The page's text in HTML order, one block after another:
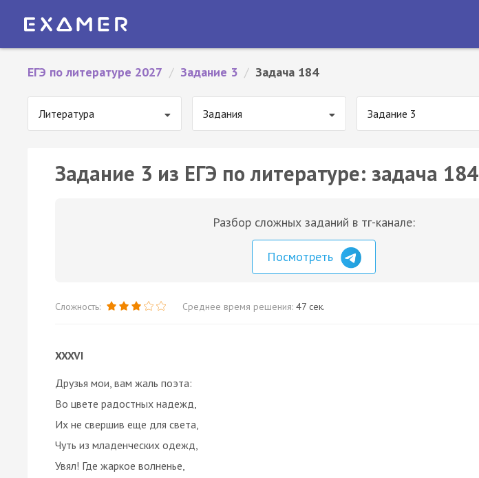
ЕГЭ по литературе 2027 / Задание 3 / Задача 184
Литература Задания Задание 3
Задание 3 из ЕГЭ по литературе: задача 184
Разбор сложных заданий в тг-канале:
Посмотреть
Сложность: Среднее время решения: 47 сек.
XXXVI
Друзья мои, вам жаль поэта:
Во цвете радостных надежд,
Их не свершив еще для света,
Чуть из младенческих одежд,
Увял! Где жаркое волненье,